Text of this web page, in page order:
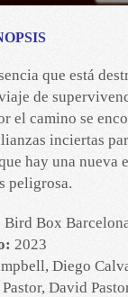
que está
de
el camino se
inciertas
hay una nueva
peligrosa.
Bird Box
2023
Diego
David